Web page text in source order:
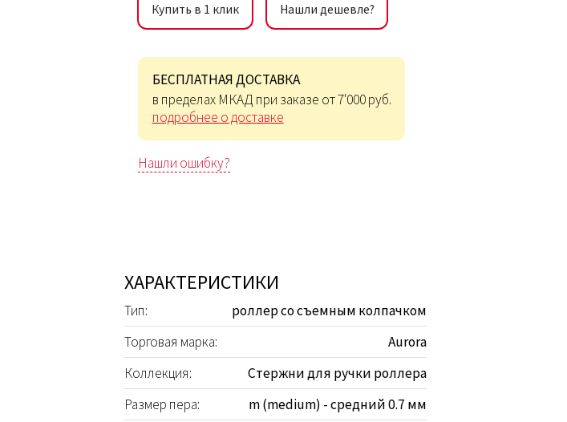
Купить в 1 клик Нашли дешевле?
БЕСПЛАТНАЯ ДОСТАВКА
в пределах МКАД при заказе от 7'000 руб.
подробнее о доставке
Нашли ошибку?
ХАРАКТЕРИСТИКИ
Тип:
роллер со съемным колпачком
Торговая марка:
Aurora
Коллекция:
Стержни для ручки роллера
Размер пера:
m (medium) - средний 0.7 мм